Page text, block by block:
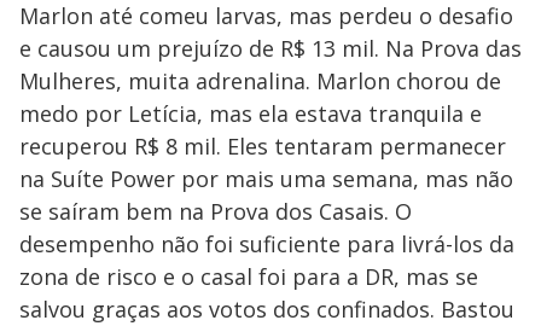
Marlon até comeu larvas, mas perdeu o desafio
e causou um prejuízo de R$ 13 mil. Na Prova das
Mulheres, muita adrenalina. Marlon chorou de
medo por Letícia, mas ela estava tranquila e
recuperou R$ 8 mil. Eles tentaram permanecer
na Suíte Power por mais uma semana, mas não
se saíram bem na Prova dos Casais. O
desempenho não foi suficiente para livrá-los da
zona de risco e o casal foi para a DR, mas se
salvou graças aos votos dos confinados. Bastou